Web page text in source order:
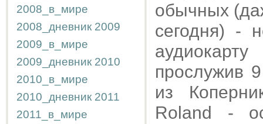
2008_в_мире
2008_дневник 2009
2009_в_мире
2009_дневник 2010
2010_в_мире
2010_дневник 2011
2011_в_мире
обычных
сегодня) -
прослужив
из
Roland -